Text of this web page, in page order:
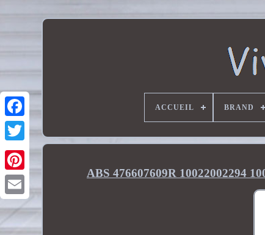
ACCUEIL BRAND
ABS 476607609R 10022002294